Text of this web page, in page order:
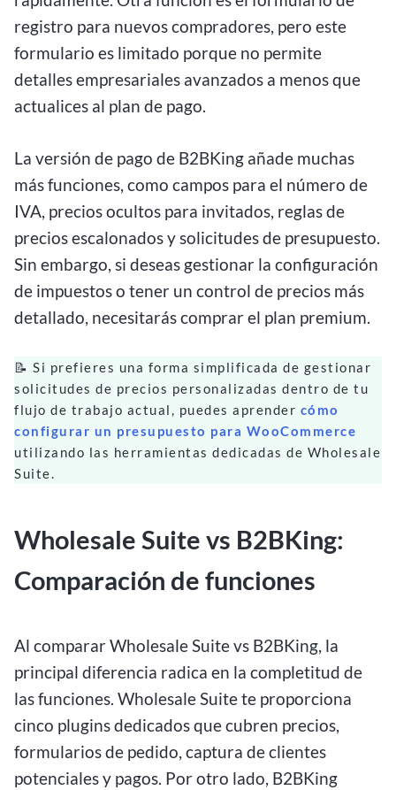
registro para nuevos compradores, pero este
formulario es limitado porque no permite
detalles empresariales avanzados a menos que
actualices al plan de pago.
La versión de pago de B2BKing añade muchas
más funciones, como campos para el número de
IVA, precios ocultos para invitados, reglas de
precios escalonados y solicitudes de presupuesto.
Sin embargo, si deseas gestionar la configuración
de impuestos o tener un control de precios más
detallado, necesitarás comprar el plan premium.
📝 Si prefieres una forma simplificada de gestionar
solicitudes de precios personalizadas dentro de tu
flujo de trabajo actual, puedes aprender cómo
configurar un presupuesto para WooCommerce
utilizando las herramientas dedicadas de Wholesale
Suite.
Wholesale Suite vs B2BKing:
Comparación de funciones
Al comparar Wholesale Suite vs B2BKing, la
principal diferencia radica en la completitud de
las funciones. Wholesale Suite te proporciona
cinco plugins dedicados que cubren precios,
formularios de pedido, captura de clientes
potenciales y pagos. Por otro lado, B2BKing